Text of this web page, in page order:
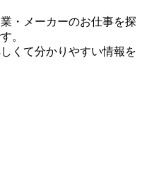
・メーカーのお仕事を探
。
くて分かりやすい情報を